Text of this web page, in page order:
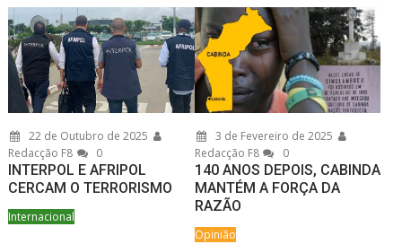
22 de Outubro de 2025
Redacção F8
0
INTERPOL E AFRIPOL
CERCAM O TERRORISMO
Internacional
3 de Fevereiro de 2025
Redacção F8
0
140 ANOS DEPOIS, CABINDA
MANTÉM A FORÇA DA
RAZÃO
Opinião